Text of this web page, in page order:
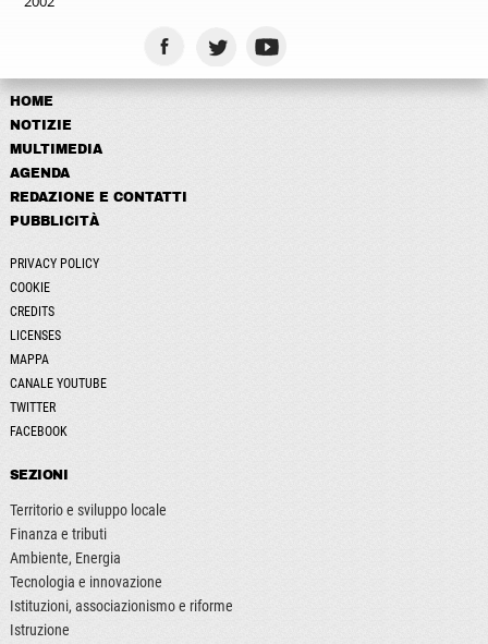
HOME
NOTIZIE
MULTIMEDIA
AGENDA
REDAZIONE E CONTATTI
PUBBLICITÀ
PRIVACY POLICY
COOKIE
CREDITS
LICENSES
MAPPA
CANALE YOUTUBE
TWITTER
FACEBOOK
SEZIONI
Territorio e sviluppo locale
Finanza e tributi
Ambiente, Energia
Tecnologia e innovazione
Istituzioni, associazionismo e riforme
Istruzione